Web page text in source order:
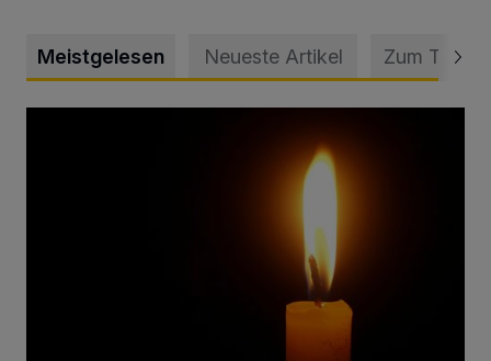
Meistgelesen Neueste Artikel Zum Thema